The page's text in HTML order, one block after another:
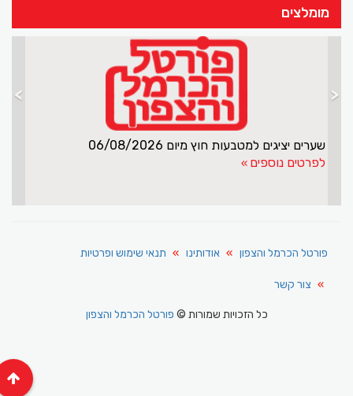
מומלצים
שערים יציגים למטבעות חוץ מיום 06/08/2026
לפרטים נוספים
> <
פורטל הכרמל והצפון אודותינו תנאי שימוש ופרטיות
צור קשר
כל הזכויות שמורות ©פורטל הכרמל והצפון